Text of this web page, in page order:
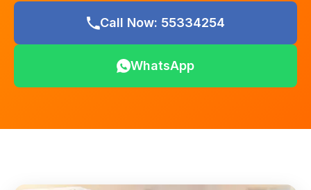
Call Now: 55334254
WhatsApp